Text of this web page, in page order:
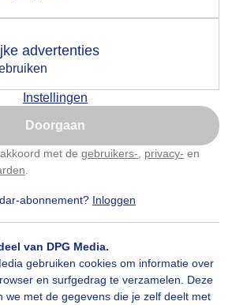
advertenties
Instellingen
Doorgaan
met de gebruikers- privacy- en
abonnement? Inloggen
van DPG Media.
gebruiken cookies om informatie over
en surfgedrag te verzamelen. Deze
we met de gegevens die je zelf deelt met
11-12-2025, 91x bekeken
toon de popup
niet, misschien later
hierom dit aan te passen